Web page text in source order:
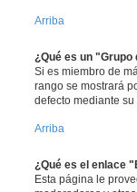
Arriba
¿Qué es un
Si es miembro de
rango se mostrará
defecto mediante
Arriba
¿Qué es el enlace
Esta página le